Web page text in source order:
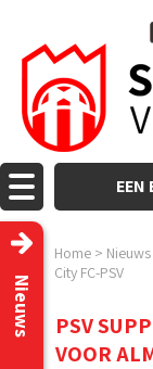
EEN
Home > Nieuws
City FC-PSV
Nieuws
PSV
VOOR